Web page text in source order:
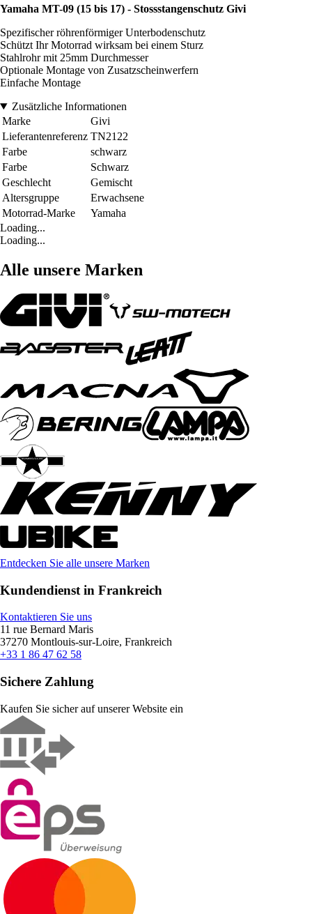
Yamaha MT-09 (15 bis 17) - Stossstangenschutz Givi
Spezifischer röhrenförmiger Unterbodenschutz
Schützt Ihr Motorrad wirksam bei einem Sturz
Stahlrohr mit 25mm Durchmesser
Optionale Montage von Zusatzscheinwerfern
Einfache Montage
Zusätzliche Informationen
Marke
Givi
Lieferantenreferenz TN2122
Farbe
schwarz
Farbe
Schwarz
Geschlecht
Gemischt
Altersgruppe
Erwachsene
Motorrad-Marke
Yamaha
Loading...
Loading...
Alle unsere Marken
Entdecken Sie alle unsere Marken
Kundendienst in Frankreich
Kontaktieren Sie uns
11 rue Bernard Maris
37270 Montlouis-sur-Loire, Frankreich
+33 1 86 47 62 58
Sichere Zahlung
Kaufen Sie sicher auf unserer Website ein